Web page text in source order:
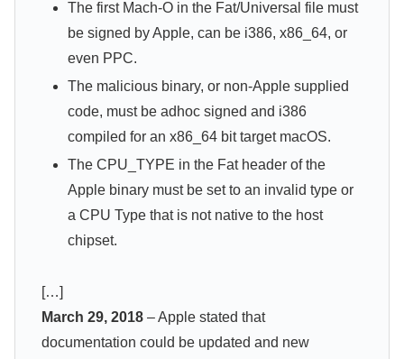
The first Mach-O in the Fat/Universal file must
be signed by Apple, can be i386, x86_64, or
even PPC.
The malicious binary, or non-Apple supplied
code, must be adhoc signed and i386
compiled for an x86_64 bit target macOS.
The CPU_TYPE in the Fat header of the
Apple binary must be set to an invalid type or
a CPU Type that is not native to the host
chipset.
[…]
March 29, 2018– Apple stated that
documentation could be updated and new